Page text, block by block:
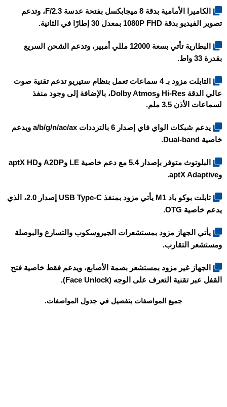
الكاميرا الأمامية بدقة 8 ميجابكسل بفتحة عدسة F/2.3، وتدعم
تصوير الفيديو بدقة 1080P FHD بمعدل 30 إطارًا في الثانية.
البطارية تأتي بسعة 12000 مللي أمبير، وتدعم الشحن السريع
بقدرة 33 واط.
التابلت مزود بـ 4 سماعات تعمل بنظام ستيريو تدعم تقنية صوت
عالي الدقة Hi-Res وDolby Atmos، بالإضافة إلى وجود منفذ
لسماعات الأذن 3.5 ملم.
يدعم شبكات الواي فاي إصدار 6 بالترددات a/b/g/n/ac/ax ويدعم
خاصية Dual-band.
البلوتوث متوفر بإصدار 5.4 مع دعم خاصية LE وA2DP وaptX HD
وaptX Adaptive.
تابلت بوكو باد M1
يأتي مزود بمنفذ USB Type-C إصدار 2.0، الذي
يدعم خاصية OTG.
يأتي الجهاز مزود بمستشعرات الجيروسكوب والتسارع والبوصلة
ومستشعر التقارب.
الجهاز غير مزود بمستشعر بصمة الأصابع، ويدعم فقط خاصية فتح
القفل عبر تقنية التعرف على الوجه (Face Unlock).
جميع المواصفات بتفصيل في جدول المواصفات.